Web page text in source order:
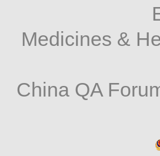
Medicines &
China QA